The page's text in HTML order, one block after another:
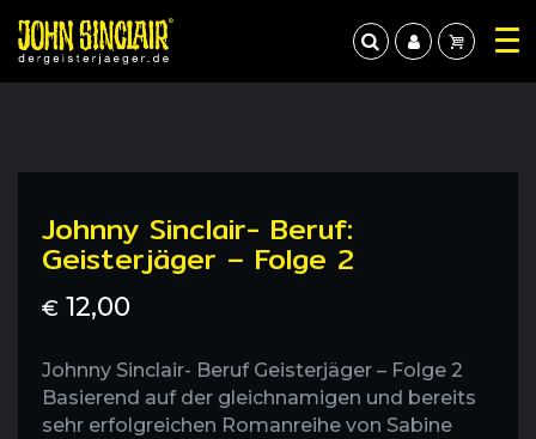
Johnny Sinclair- Beruf:
Geisterjäger – Folge 2
€ 12,00
Johnny Sinclair- Beruf Geisterjäger – Folge 2
Basierend auf der gleichnamigen und bereits
sehr erfolgreichen Romanreihe von Sabine